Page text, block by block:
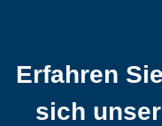
Erfahren
sich